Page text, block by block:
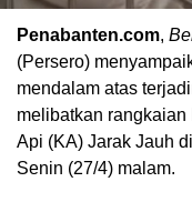
Penabanten.com,
(Persero)
mendalam atas
melibatkan
Api (KA) Jarak Jauh
Senin (27/4) malam.